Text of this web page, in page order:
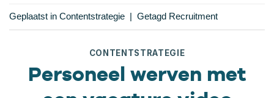
Geplaatst in Contentstrategie | Getagd Recruitment
CONTENTSTRATEGIE
Personeel werven met